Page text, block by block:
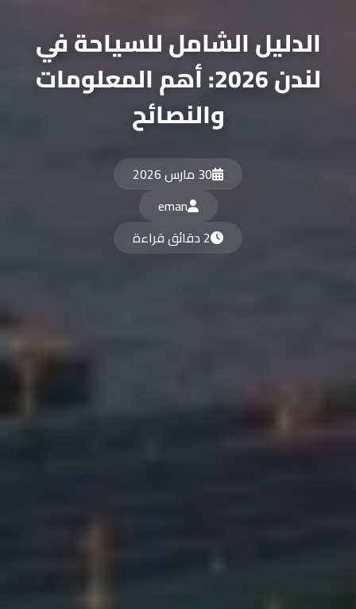
الدليل الشامل للسياحة في
لندن 2026: أهم المعلومات
والنصائح
30 مارس 2026
eman
2 دقائق قراءة